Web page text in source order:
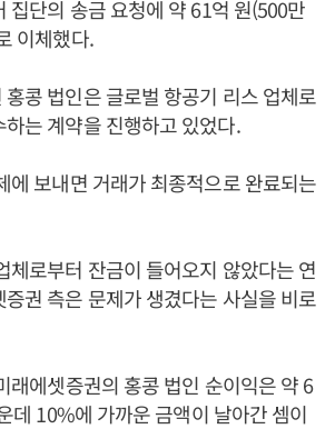
집단의 송금 요청에 약 61억 원(500만
이체했다.
콩 법인은 글로벌 항공기 리스 업체로
는 계약을 진행하고 있었다.
에 보내면 거래가 최종적으로 완료되는
체로부터 잔금이 들어오지 않았다는 연
권 측은 문제가 생겼다는 사실을 비로
래에셋증권의 홍콩 법인 순이익은 약 6
데 10%에 가까운 금액이 날아간 셈이